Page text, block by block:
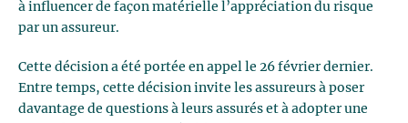
à influencer de façon matérielle l’appréciation du risque
par un assureur.
Cette décision a été portée en appel le 26 février dernier.
Entre temps, cette décision invite les assureurs à poser
davantage de questions à leurs assurés et à adopter une